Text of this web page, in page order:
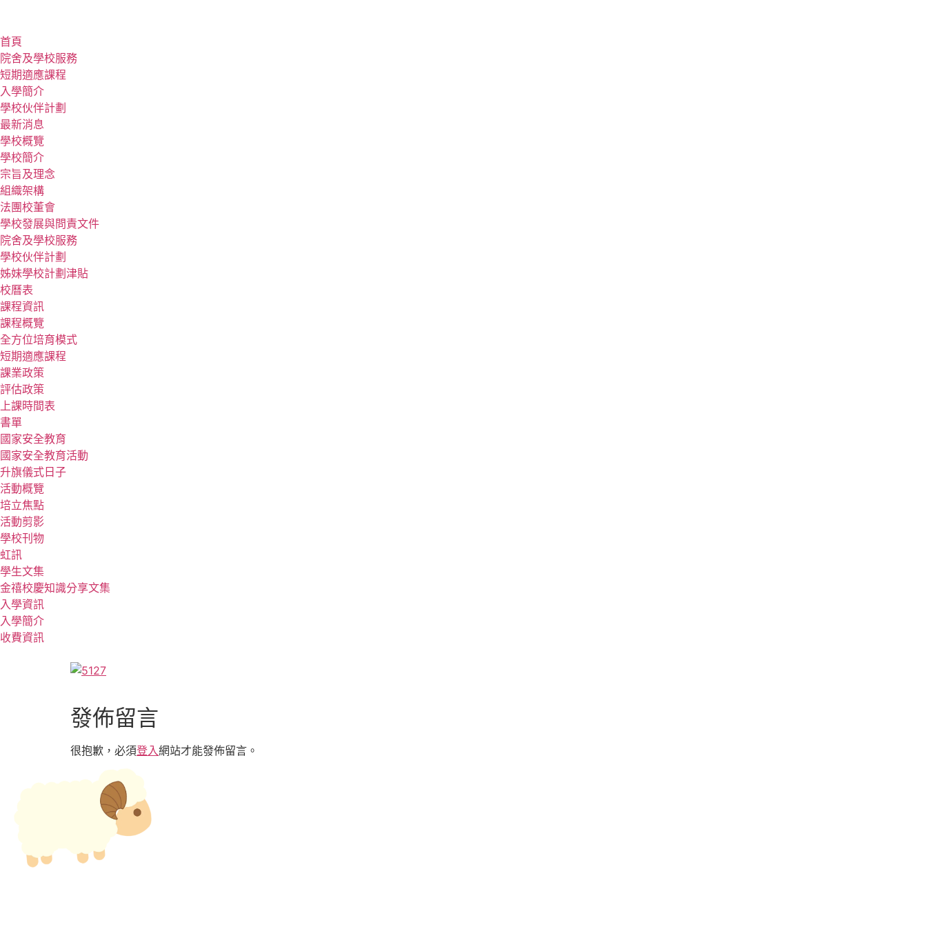
首頁
院舍及學校服務
短期適應課程
入學簡介
學校伙伴計劃
最新消息
學校概覽
學校簡介
宗旨及理念
組織架構
法團校董會
學校發展與問責文件
院舍及學校服務
學校伙伴計劃
姊妹學校計劃津貼
校曆表
課程資訊
課程概覽
全方位培育模式
短期適應課程
課業政策
評估政策
上課時間表
書單
國家安全教育
國家安全教育活動
升旗儀式日子
活動概覽
培立焦點
活動剪影
學校刊物
虹訊
學生文集
金禧校慶知識分享文集
入學資訊
入學簡介
收費資訊
發佈留言
很抱歉，必須登入網站才能發佈留言。